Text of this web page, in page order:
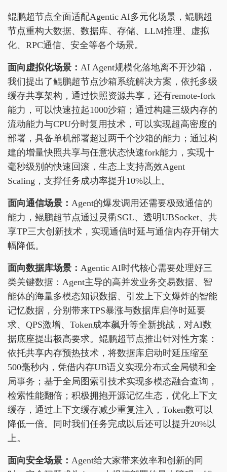
鲲鹏超节点全面适配Agentic AI多元化场景，鲲鹏超
节点重构大数据、数据库、存储、LLM推理、虚拟
化、RPC通信、安全等各个场景。
面向虚拟化场景： AI Agent规模化落地离不开沙箱，
我们提出了鲲鹏超节点沙箱系统解决方案，依托多级
缓存共享架构，通过快照资源共享，还有remote-fork
能力，可以快速拉起1000沙箱；通过构建三级内存的
流动能力与CPU分时复用技术，可以实现超高密度的
部署，具备单机部署超过两千个沙箱的能力；通过构
建的增量快照共享与任意状态快速fork能力，实现十
毫秒级别的快速回滚，生态上支持高效Agent
Scaling，支撑任务成功率提升10%以上。
面向通信场景： Agent的爆发调用还需要极致通信的
能力，鲲鹏超节点通过灵衢SGL、透明UBSocket、共
享TP三大创新技术，实现通信时延与通信内存开销大
幅降低。
面向数据库场景： Agentic AI时代核心需要处理好三
类关键数据：Agent主导的高并发业务交易数据、智
能体的海量多模态知识数据、引发上下文爆炸的智能
记忆数据，分别带来TPS暴涨与数据库启停时延要
求、QPS激增、Token成本飙升等全新挑战，对AI数
据底座提出极高要求。鲲鹏超节点推出针对性方案：
依托共享内存预热技术，将数据库启动时延压缩至
500毫秒内，凭借内存UB语义实现分布式全局锁和全
局事务；基于全局图索引技术实现多模态融合查询，
检索性能翻倍；积极拥抱开源记忆生态，优化上下文
缓存，通过上下文缓存减少重复注入，Token数可以
降低一倍。同时我们任务完成以后还可以提升20%以
上。
面向安全场景： Agent给大家带来效率和创新的同